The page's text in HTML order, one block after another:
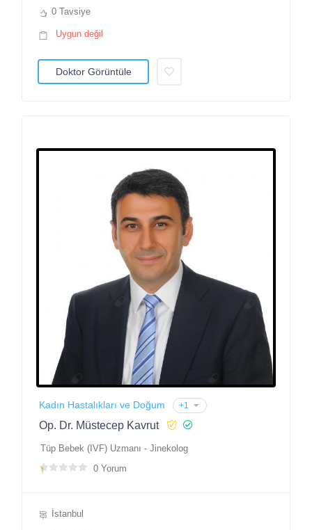
0 Tavsiye
Uygun değil
Doktor Görüntüle
Kadın Hastalıkları ve Doğum +1
Op. Dr. Müstecep Kavrut
Tüp Bebek (IVF) Uzmanı - Jinekolog
0 Yorum
İstanbul